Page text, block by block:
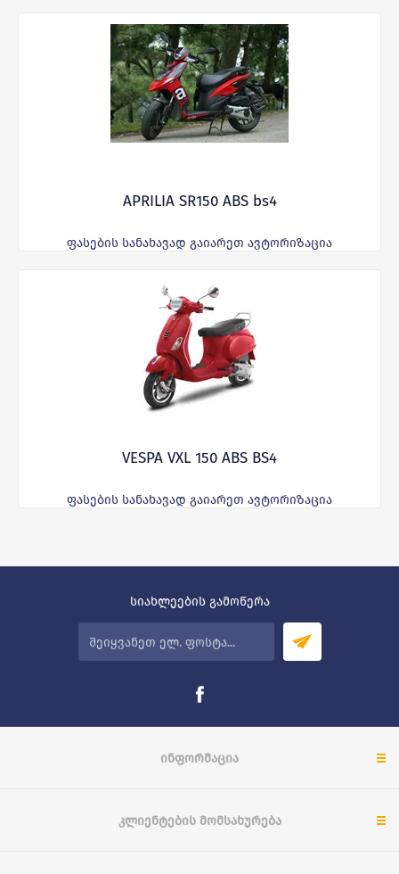
APRILIA SR150 ABS bs4
ფასების სანახავად გაიარეთ ავტორიზაცია
VESPA VXL 150 ABS BS4
ფასების სანახავად გაიარეთ ავტორიზაცია
სიახლეების გამოწერა
ᲘᲜᲤᲝᲠᲛᲐᲪᲘᲐ
ᲙᲚᲘᲔᲜᲢᲔᲑᲘᲡ ᲛᲝᲛᲡᲐᲮᲣᲠᲔᲑᲐ